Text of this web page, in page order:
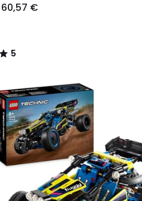
60,57 €
5
/